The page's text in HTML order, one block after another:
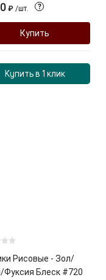
₽ /шт. ?
Купить
Купить в 1 клик
Рисовые - Зол/
Блеск #720